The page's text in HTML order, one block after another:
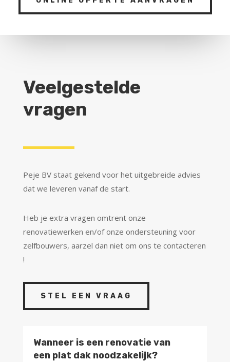
Veelgestelde
vragen
Peje BV staat gekend voor het uitgebreide advies
dat we leveren vanaf de start.
Heb je extra vragen omtrent onze
renovatiewerken en/of onze ondersteuning voor
zelfbouwers, aarzel dan niet om ons te contacteren
!
STEL EEN VRAAG
Wanneer is een renovatie van
een plat dak noodzakelijk?